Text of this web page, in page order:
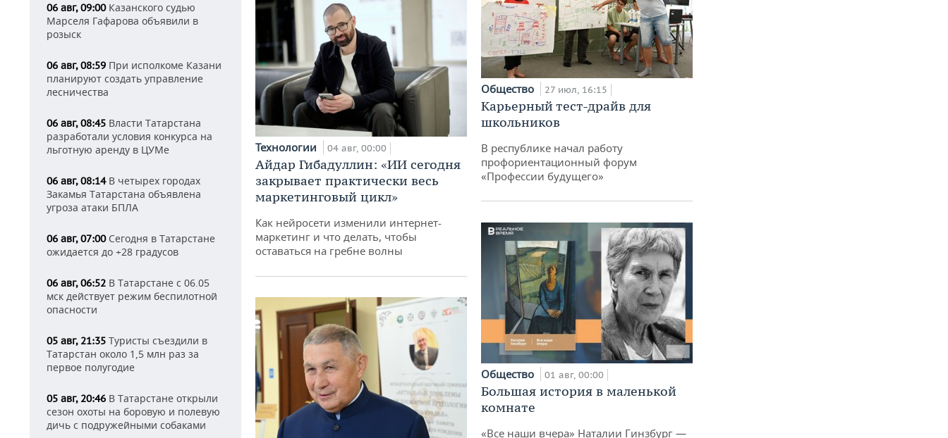
06 авг, 09:00Казанского судью
Марселя Гафарова объявили в
розыск
06 авг, 08:59 При исполкоме Казани
планируют создать управление
лесничества
06 авг, 08:45 Власти Татарстана
разработали условия конкурса на
льготную аренду в ЦУМе
06 авг, 08:14В четырех городах
Закамья Татарстана объявлена
угроза атаки БПЛА
06 авг, 07:00Сегодня в Татарстане
ожидается до +28 градусов
06 авг, 06:52 В Татарстане с 06.05
мск действует режим беспилотной
опасности
05 авг, 21:35 Туристы съездили в
Татарстан около 1,5 млн раз за
первое полугодие
05 авг, 20:46 В Татарстане открыли
сезон охоты на боровую и полевую
дичь с подружейными собаками
Технологии 04 авг, 00:00
Айдар Гибадуллин: «ИИ сегодня
закрывает практически весь
маркетинговый цикл»
Как нейросети изменили интернет-
маркетинг и что делать, чтобы
оставаться на гребне волны
Общество 27 июл, 16:15
Карьерный тест-драйв для
школьников
В республике начал работу
профориентационный форум
«Профессии будущего»
Общество 01 авг, 00:00
Большая история в маленькой
комнате
«Все наши вчера» Наталии Гинзбург —